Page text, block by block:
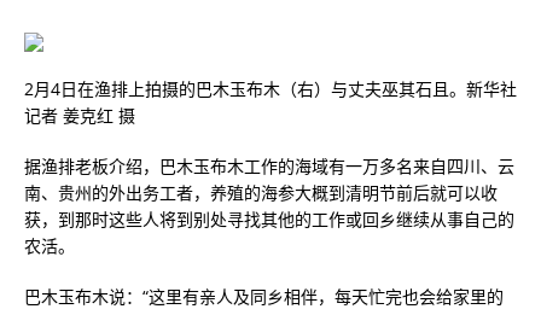
2月4日在渔排上拍摄的巴木玉布木（右）与丈夫巫其石且。新华社
记者 姜克红 摄
据渔排老板介绍，巴木玉布木工作的海域有一万多名来自四川、云
南、贵州的外出务工者，养殖的海参大概到清明节前后就可以收
获，到那时这些人将到别处寻找其他的工作或回乡继续从事自己的
农活。
巴木玉布木说：“这里有亲人及同乡相伴，每天忙完也会给家里的